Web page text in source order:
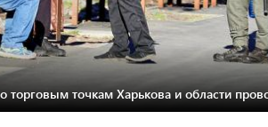
торговым точкам Харькова и области